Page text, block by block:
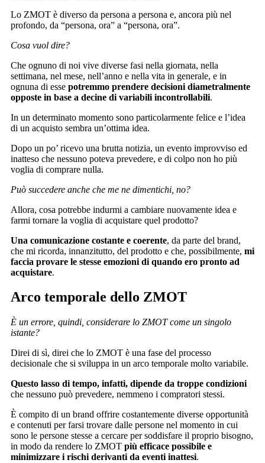
Lo ZMOT è diverso da persona a persona e, ancora più nel
profondo, da “persona, ora” a “persona, ora”.
Cosa vuol dire?
Che ognuno di noi vive diverse fasi nella giornata, nella
settimana, nel mese, nell’anno e nella vita in generale, e in
ognuna di esse potremmo prendere decisioni diametralmente
opposte in base a decine di variabili incontrollabili.
In un determinato momento sono particolarmente felice e l’idea
di un acquisto sembra un’ottima idea.
Dopo un po’ ricevo una brutta notizia, un evento improvviso ed
inatteso che nessuno poteva prevedere, e di colpo non ho più
voglia di comprare nulla.
Può succedere anche che me ne dimentichi, no?
Allora, cosa potrebbe indurmi a cambiare nuovamente idea e
farmi tornare la voglia di acquistare quel prodotto?
Una comunicazione costante e coerente, da parte del brand,
che mi ricorda, innanzitutto, del prodotto e che, possibilmente, mi
faccia provare le stesse emozioni di quando ero pronto ad
acquistare.
Arco temporale dello ZMOT
È un errore, quindi, considerare lo ZMOT come un singolo
istante?
Direi di sì, direi che lo ZMOT è una fase del processo
decisionale che si sviluppa in un arco temporale molto variabile.
Questo lasso di tempo, infatti, dipende da troppe condizioni
che nessuno può prevedere, nemmeno i compratori stessi.
È compito di un brand offrire costantemente diverse opportunità
e contenuti per farsi trovare dalle persone nel momento in cui
sono le persone stesse a cercare per soddisfare il proprio bisogno,
in modo da rendere lo ZMOT più efficace possibile e
minimizzare i rischi derivanti da eventi inattesi.